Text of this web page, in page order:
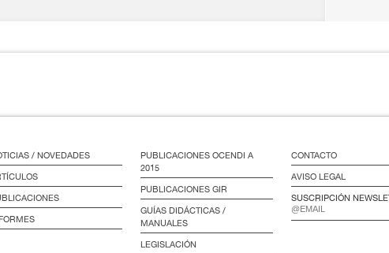
/ NOVEDADES
PUBLICACIONES OCENDI A
2015
PUBLICACIONES GIR
GUÍAS DIDÁCTICAS /
MANUALES
LEGISLACIÓN
CONTACTO
AVISO LEGAL
SUSCRIPCIÓN